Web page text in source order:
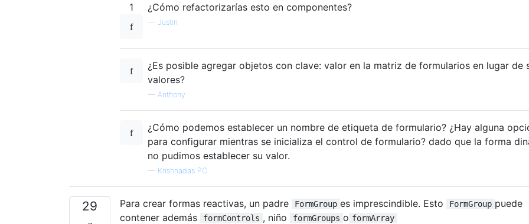
1 ¿Cómo refactorizarías esto en componentes?
— Justin
¿Es posible agregar objetos con clave: valor en la matriz de formularios en lugar de
valores?
— Anthony
¿Cómo podemos establecer un nombre de etiqueta de formulario? ¿Hay alguna
para configurar mientras se inicializa el control de formulario? dado que la forma
no pudimos establecer su valor.
— Krishnadas PC
29 Para crear formas reactivas, un padre FormGroup es imprescindible. Esto FormGroup puede
contener además
formControls , niño formGroups o formArray